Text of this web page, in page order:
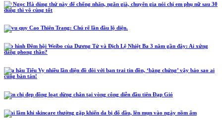
Hồ Ngọc Hà dùng thứ này để chống nhăn, ngăn già, chuyên gia nói chị em phụ nữ sau 30
dùng thì vô cùng tốt
Lễ vu quy Cao Thiên Trang: Chú rể lần đầu lộ diện.
Tạo hình Đêm hội Weibo của Dương Tử và Địch Lệ Nhiệt Ba 3 năm gần đây: Ai xứng
đáng phong thần?
Hoa hậu Tiểu Vy nhiều lần diện đồ đôi với bạn trai tin đồn, ‘bằng chứng’ vậy bảo sao ai
cũng bàn tán!
Năm chị đẹp đồng loạt dừng chân tại vòng công diễn đầu tiên Đạp Gió
4 sai lầm khi skincare thường gặp khiến da bị đổ dầu, lên mụn vào ngày nồm ẩm